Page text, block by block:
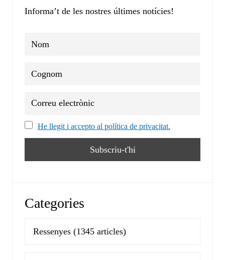
Informa’t de les nostres últimes notícies!
He llegit i accepto al política de privacitat.
Categories
Ressenyes (1345 articles)